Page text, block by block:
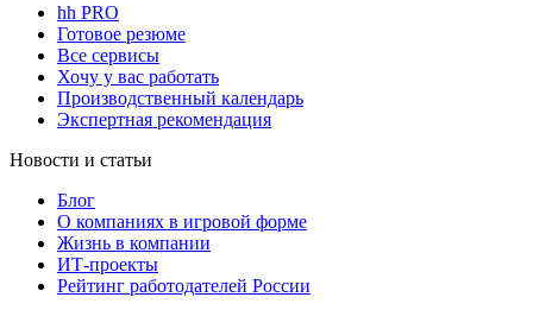
hh PRO
Готовое резюме
Все сервисы
Хочу у вас работать
Производственный календарь
Экспертная рекомендация
Новости и статьи
Блог
О компаниях в игровой форме
Жизнь в компании
ИТ-проекты
Рейтинг работодателей России